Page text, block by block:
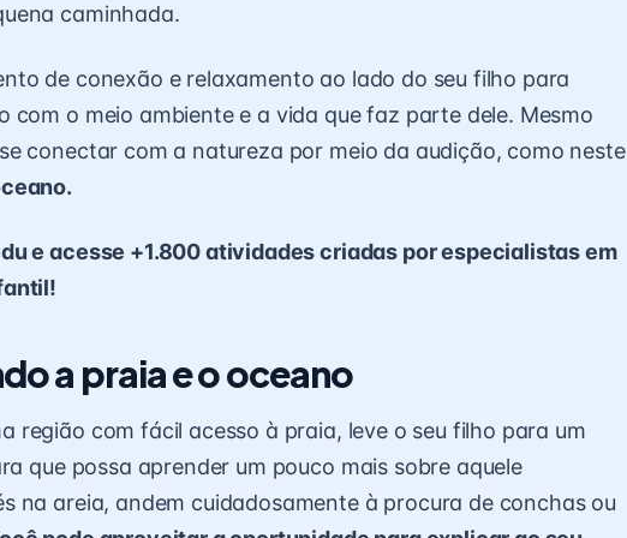
caminhada.
de conexão e relaxamento ao lado do seu filho para
com o meio ambiente e a vida que faz parte dele. Mesmo
conectar com a natureza por meio da audição, como neste
.
e acesse +1.800 atividades criadas por especialistas em
a praia e o oceano
região com fácil acesso à praia, leve o seu filho para um
que possa aprender um pouco mais sobre aquele
na areia, andem cuidadosamente à procura de conchas ou